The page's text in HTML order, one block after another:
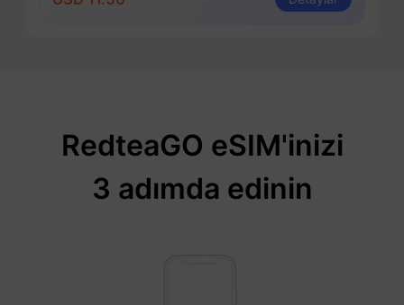
RedteaGO eSIM'inizi
3 adımda edinin